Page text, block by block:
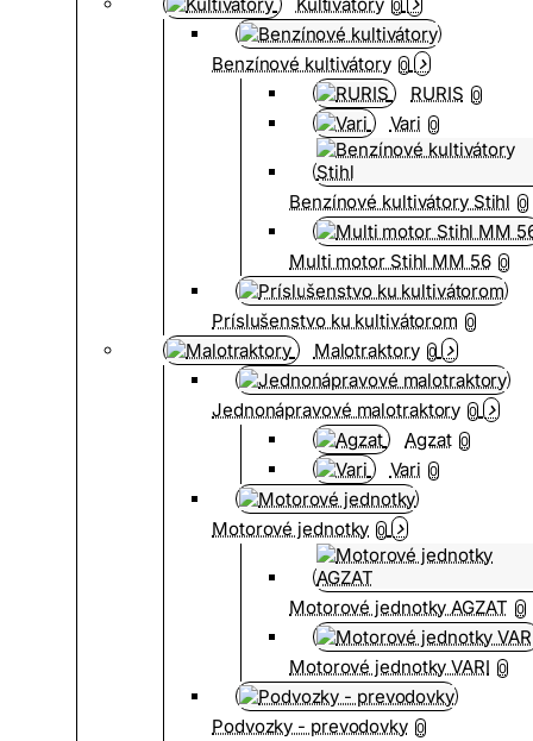
0
Benzínové kultivátory 0
RURIS 0
Vari 0
Benzínové kultivátory Stihl 0
Multi motor Stihl MM 56 0
Príslušenstvo ku kultivátorom 0
Malotraktory 0
Jednonápravové malotraktory 0
Agzat 0
Vari 0
Motorové jednotky 0
Motorové jednotky AGZAT 0
Motorové jednotky VARI 0
Podvozky - prevodovky 0